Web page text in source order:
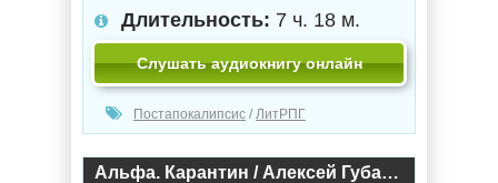
Длительность: 7 ч. 18 м.
Слушать аудиокнигу онлайн
Постапокалипсис / ЛитРПГ
Альфа. Карантин / Алексей Губарев (1)